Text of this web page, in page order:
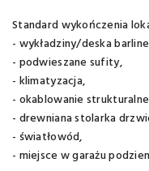
Standard wykończenia
- wykładziny/deska
- podwieszane sufity,
- klimatyzacja,
- okablowanie
- drewniana stolarka
- światłowód,
- miejsce w garażu